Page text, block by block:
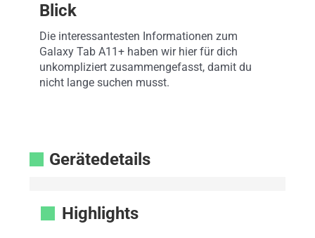
Blick
Die interessantesten Informationen zum
Galaxy Tab A11+ haben wir hier für dich
unkompliziert zusammengefasst, damit du
nicht lange suchen musst.
Gerätedetails
Highlights